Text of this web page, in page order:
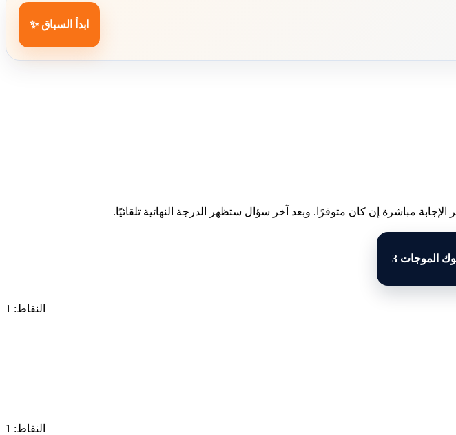
ابدأ السباق ✨
مباشرة إن كان متوفرًا. وبعد آخر سؤال ستظهر الدرجة النهائية تلقائيًا.
الموجات 3
النقاط: 1
النقاط: 1